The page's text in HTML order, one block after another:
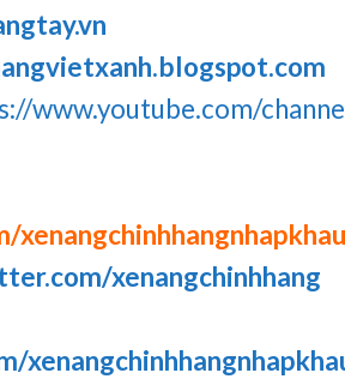
www.youtube.com/
xenangchinhhangnhapkhau
xenangchinhhang